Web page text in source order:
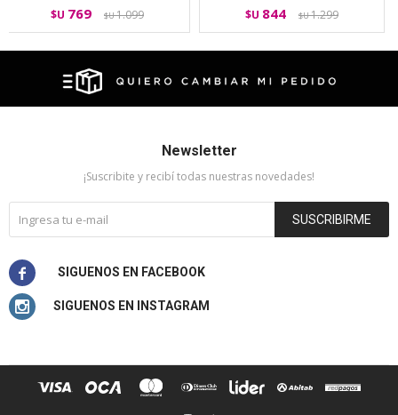
$U 769 $U1.099 $U 844 $U1.299
Newsletter
¡Suscribite y recibí todas nuestras novedades!
SUSCRIBIRME

